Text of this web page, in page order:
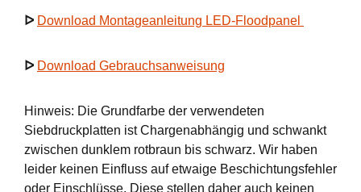
ᐅ Download Montageanleitung LED-Floodpanel
ᐅ Download Gebrauchsanweisung
Hinweis: Die Grundfarbe der verwendeten
Siebdruckplatten ist Chargenabhängig und schwankt
zwischen dunklem rotbraun bis schwarz. Wir haben
leider keinen Einfluss auf etwaige Beschichtungsfehler
oder Einschlüsse. Diese stellen daher auch keinen